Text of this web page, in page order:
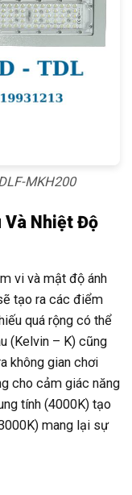
MKH200
Và Nhiệt Độ
vi và mật độ ánh
tạo ra các điểm
quá rộng có thể
(Kelvin – K) cũng
không gian chơi
cho cảm giác năng
tính (4000K) tạo
mang lại sự